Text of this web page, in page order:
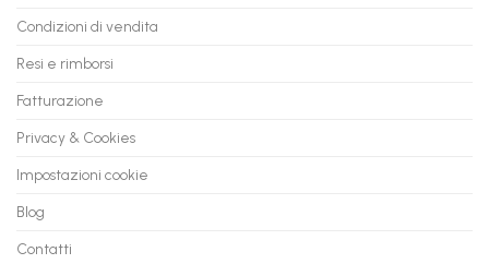
Condizioni di vendita
Resi e rimborsi
Fatturazione
Privacy & Cookies
Impostazioni cookie
Blog
Contatti